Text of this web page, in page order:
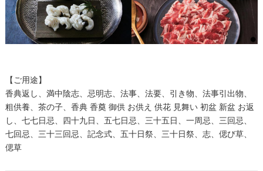
【ご用途】
香典返し、満中陰志、忌明志、法事、法要、引き物、法事引出物、
粗供養、茶の子、香典 香奠 御供 お供え 供花 見舞い 初盆 新盆 お返
し、七七日忌、四十九日、五七日忌、三十五日、一周忌、三回忌、
七回忌、三十三回忌、記念式、五十日祭、三十日祭、志、偲び草、
偲草